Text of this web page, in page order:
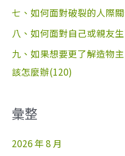
七、如何面對破裂的人際
八、如何面對自己或親友
九、如果想要更了解造物
該怎麼辦(120)
彙整
2026 年 8 月